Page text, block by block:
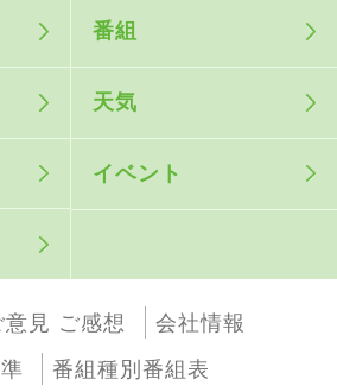
番組
天気
イベント
意見 ご感想
会社情報
番組種別番組表